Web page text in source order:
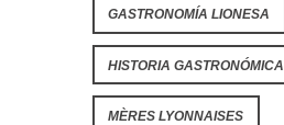
GASTRONOMÍA LIONESA
HISTORIA GASTRONÓMICA
MÈRES LYONNAISES